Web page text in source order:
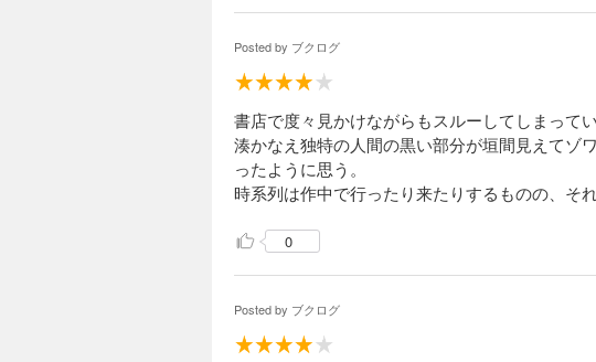
Posted by ブクログ
書店で度々見かけながらもスルーしてしまって
湊かなえ独特の人間の黒い部分が垣間見えてゾ
ったように思う。
時系列は作中で行ったり来たりするものの、そ
0
Posted by ブクログ